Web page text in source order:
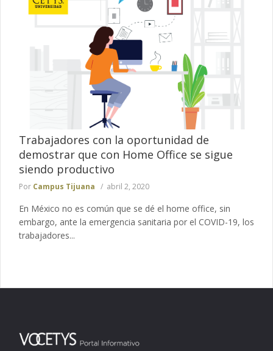
Trabajadores con la oportunidad de
demostrar que con Home Office se sigue
siendo productivo
Por Campus Tijuana abril 2, 2020
En México no es común que se dé el home office, sin
embargo, ante la emergencia sanitaria por el COVID-19, los
trabajadores...